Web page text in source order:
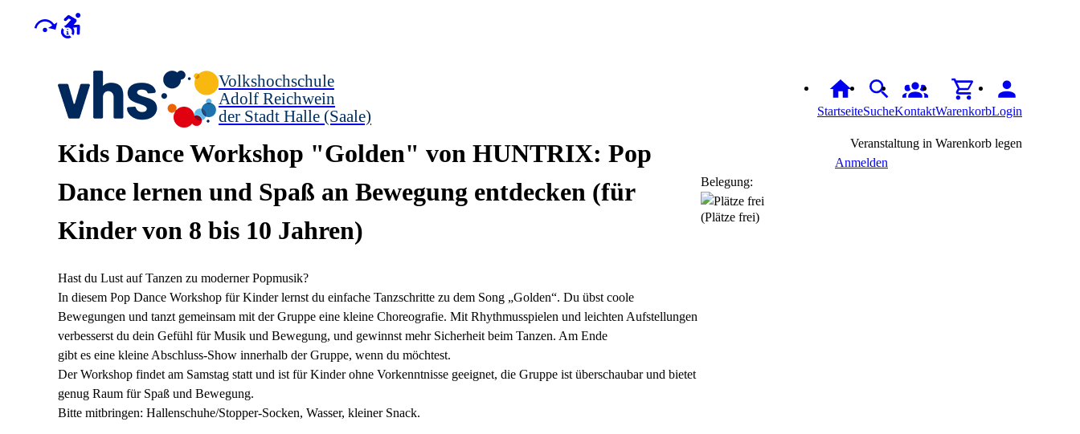
Volkshochschule
Adolf Reichwein
der Stadt Halle (Saale)
StartseiteSucheKontaktWarenkorbLogin
Kids Dance Workshop "Golden" von HUNTRIX: Pop
Dance lernen und Spaß an Bewegung entdecken (für
Kinder von 8 bis 10 Jahren)
Hast du Lust auf Tanzen zu moderner Popmusik?
In diesem Pop Dance Workshop für Kinder lernst du einfache Tanzschritte zu dem Song „Golden“. Du übst coole
Bewegungen und tanzt gemeinsam mit der Gruppe eine kleine Choreografie. Mit Rhythmusspielen und leichten Aufstellungen
verbesserst du dein Gefühl für Musik und Bewegung, und gewinnst mehr Sicherheit beim Tanzen. Am Ende
gibt es eine kleine Abschluss-Show innerhalb der Gruppe, wenn du möchtest.
Der Workshop findet am Samstag statt und ist für Kinder ohne Vorkenntnisse geeignet, die Gruppe ist überschaubar und bietet
genug Raum für Spaß und Bewegung.
Bitte mitbringen: Hallenschuhe/Stopper-Socken, Wasser, kleiner Snack.
Veranstaltung in Warenkorb legen
Anmelden
Belegung:
(Plätze frei)